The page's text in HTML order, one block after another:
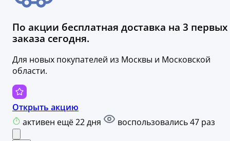
По акции бесплатная доставка на 3 первых
заказа сегодня.
Для новых покупателей из Москвы и Московской
области.
Открыть акцию
активен ещё 22 дня
воспользовались 47 раз